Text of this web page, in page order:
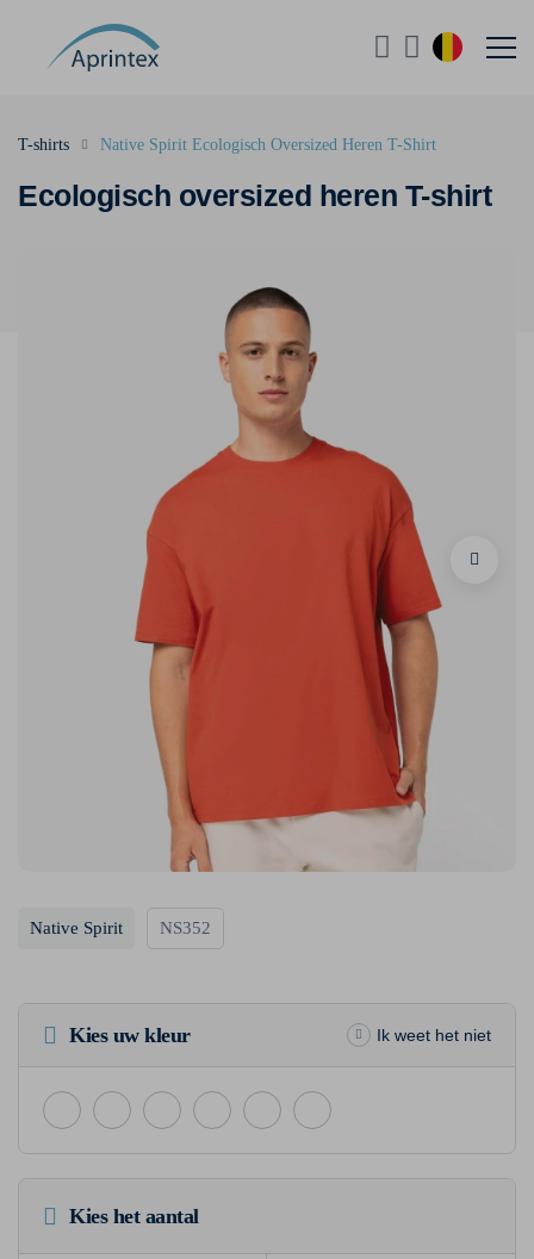
Ecologisch oversized heren T-shirt
T-shirts Native Spirit Ecologisch Oversized Heren T-Shirt
Native Spirit NS352
Kies uw kleur Ik weet het niet
Kies het aantal